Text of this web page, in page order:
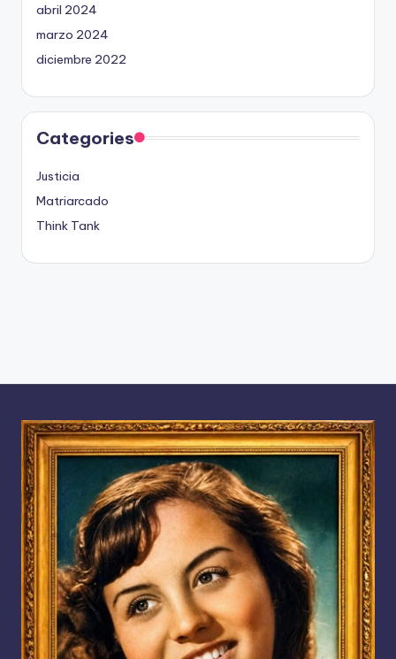
abril 2024
marzo 2024
diciembre 2022
Categories
Justicia
Matriarcado
Think Tank